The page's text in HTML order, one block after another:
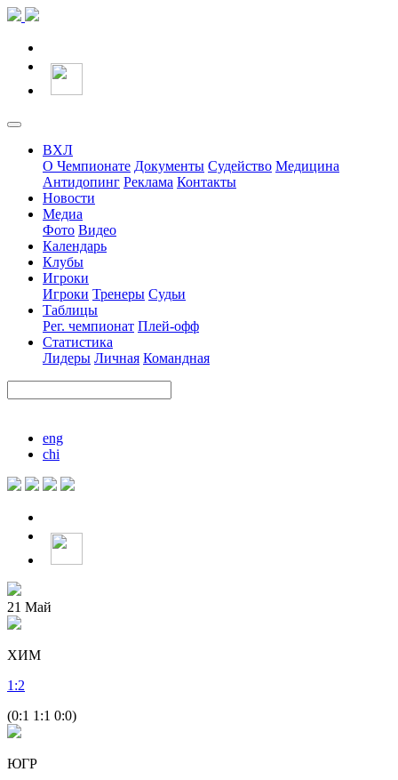
ВХЛ
О Чемпионате Документы Судейство Медицина
Антидопинг Реклама Контакты
Новости
Медиа
Фото Видео
Календарь
Клубы
Игроки
Игроки Тренеры Судьи
Таблицы
Рег. чемпионат Плей-офф
Статистика
Лидеры Личная Командная
eng
chi
21 Май
ХИМ
1 :2
(0:1 1:1 0:0)
ЮГР